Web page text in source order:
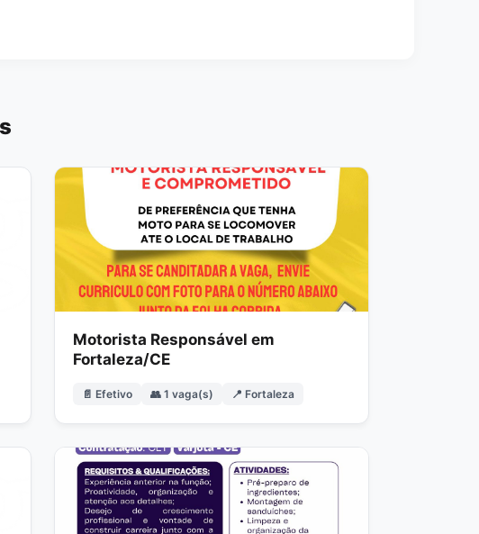
Motorista Responsável em
Fortaleza/CE
📄 Efetivo 👥 1 vaga(s) 📍 Fortaleza